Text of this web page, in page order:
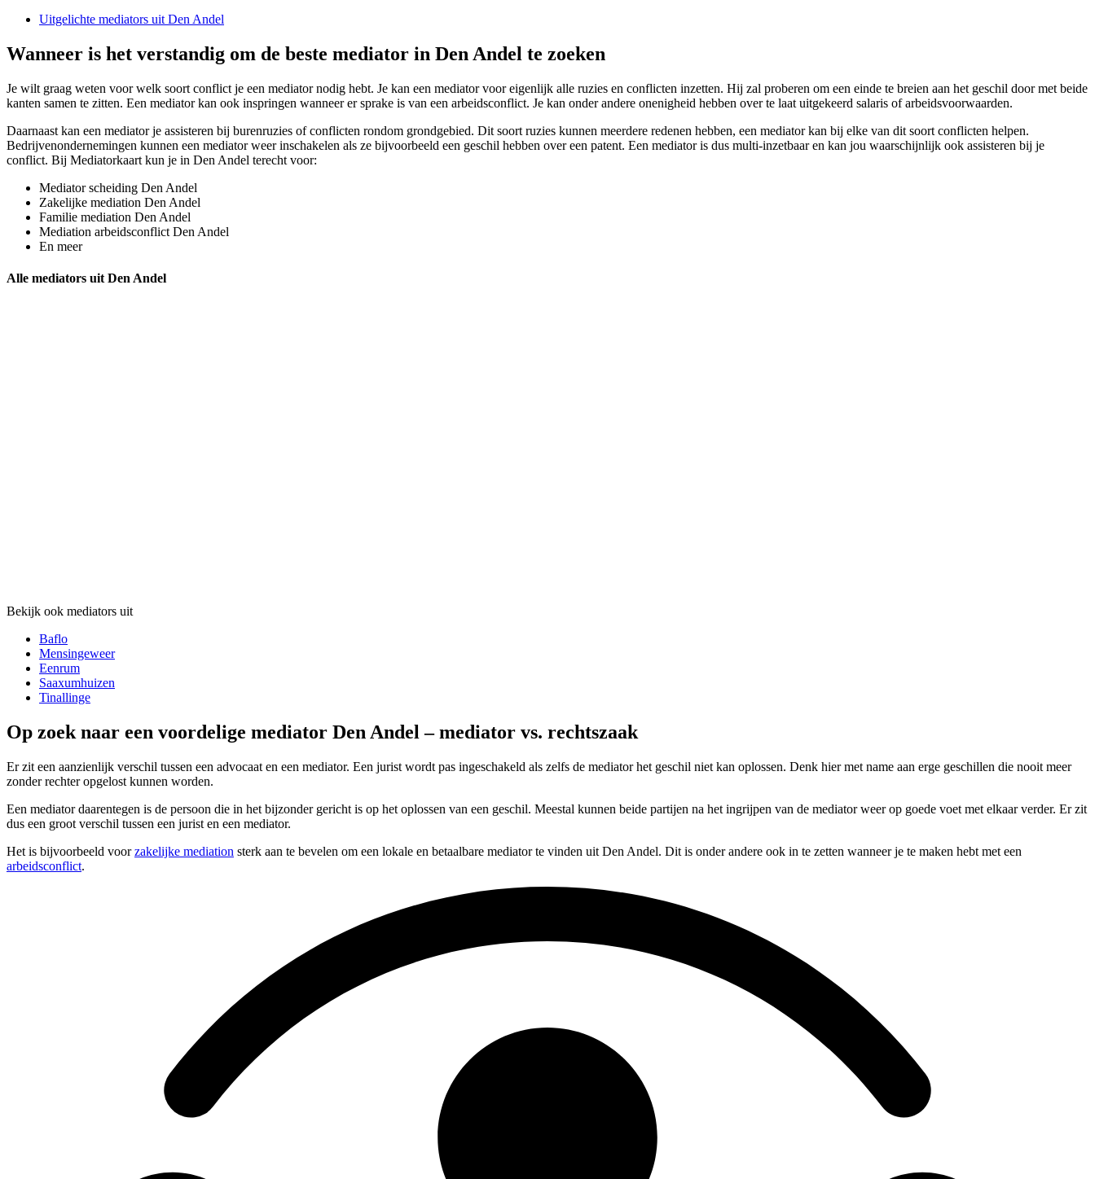
Uitgelichte mediators uit Den Andel
Wanneer is het verstandig om de beste mediator in Den Andel te zoeken
Je wilt graag weten voor welk soort conflict je een mediator nodig hebt. Je kan een mediator voor eigenlijk alle ruzies en conflicten inzetten. Hij zal proberen om een einde te breien aan het geschil door met beide
kanten samen te zitten. Een mediator kan ook inspringen wanneer er sprake is van een arbeidsconflict. Je kan onder andere onenigheid hebben over te laat uitgekeerd salaris of arbeidsvoorwaarden.
Daarnaast kan een mediator je assisteren bij burenruzies of conflicten rondom grondgebied. Dit soort ruzies kunnen meerdere redenen hebben, een mediator kan bij elke van dit soort conflicten helpen.
Bedrijvenondernemingen kunnen een mediator weer inschakelen als ze bijvoorbeeld een geschil hebben over een patent. Een mediator is dus multi-inzetbaar en kan jou waarschijnlijk ook assisteren bij je
conflict. Bij Mediatorkaart kun je in Den Andel terecht voor:
Mediator scheiding Den Andel
Zakelijke mediation Den Andel
Familie mediation Den Andel
Mediation arbeidsconflict Den Andel
En meer
Alle mediators uit Den Andel
Bekijk ook mediators uit
Baflo
Mensingeweer
Eenrum
Saaxumhuizen
Tinallinge
Op zoek naar een voordelige mediator Den Andel – mediator vs. rechtszaak
Er zit een aanzienlijk verschil tussen een advocaat en een mediator. Een jurist wordt pas ingeschakeld als zelfs de mediator het geschil niet kan oplossen. Denk hier met name aan erge geschillen die nooit meer
zonder rechter opgelost kunnen worden.
Een mediator daarentegen is de persoon die in het bijzonder gericht is op het oplossen van een geschil. Meestal kunnen beide partijen na het ingrijpen van de mediator weer op goede voet met elkaar verder. Er zit
dus een groot verschil tussen een jurist en een mediator.
Het is bijvoorbeeld voorzakelijke mediation sterk aan te bevelen om een lokale en betaalbare mediator te vinden uit Den Andel. Dit is onder andere ook in te zetten wanneer je te maken hebt met een
arbeidsconflict.